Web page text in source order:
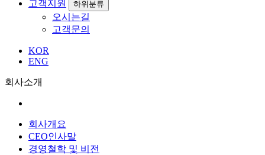
고객지원
하위분류
오시는길
고객문의
KOR
ENG
회사소개
회사개요
CEO인사말
경영철학 및 비전